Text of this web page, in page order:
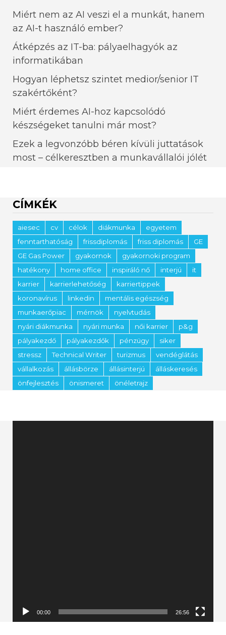
Miért nem az AI veszi el a munkát, hanem
az AI-t használó ember?
Átképzés az IT-ba: pályaelhagyók az
informatikában
Hogyan léphetsz szintet medior/senior IT
szakértőként?
Miért érdemes AI-hoz kapcsolódó
készségeket tanulni már most?
Ezek a legvonzóbb béren kívüli juttatások
most – célkeresztben a munkavállalói jólét
CÍMKÉK
aiesec cv célok diákmunka
egyetem
fenntarthatóság
frissdiplomás friss diplomás
GE
GE Gas Power
gyakornok
gyakornoki program
hatékony
home office inspiráló nő interjú
it
karrier
karrierlehetőség
karriertippek
koronavírus
linkedin
mentális egészség
munkaerőpiac
mérnök
nyelvtudás
nyári diákmunka
nyári munka női karrier
p&g
pályakezdő
pályakezdők pénzügy
siker
stressz
Technical Writer turizmus
vendéglátás
vállalkozás
állásbörze állásinterjú
álláskeresés
önfejlesztés
önismeret önéletrajz
00:00 26:56